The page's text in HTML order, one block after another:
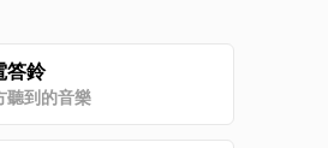
答鈴
聽到的音樂